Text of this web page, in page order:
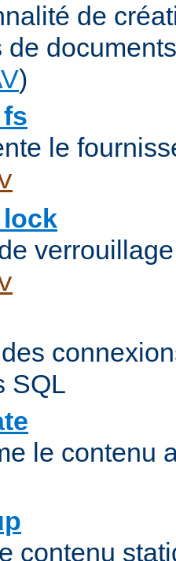
de
de
)
le
SQL
le contenu
contenu